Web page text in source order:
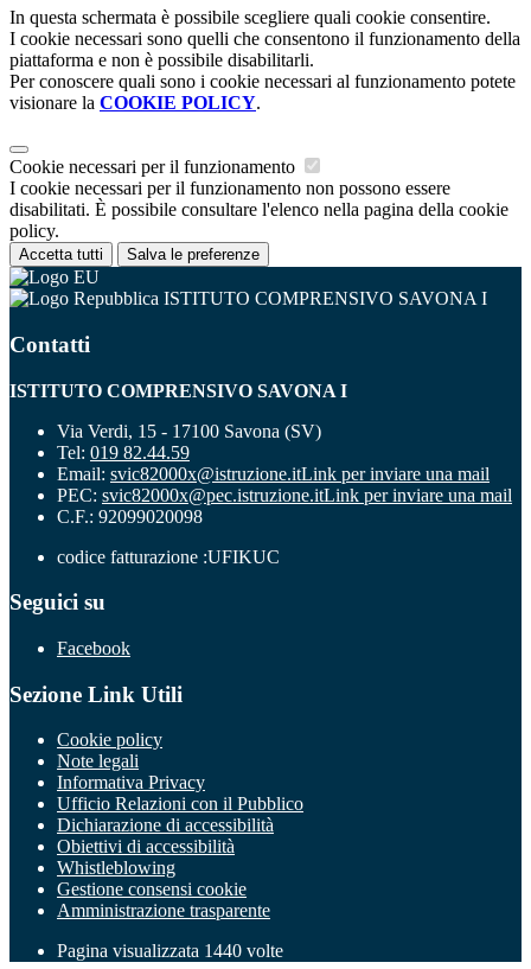
In questa schermata è possibile scegliere quali cookie consentire.
I cookie necessari sono quelli che consentono il funzionamento della
piattaforma e non è possibile disabilitarli.
Per conoscere quali sono i cookie necessari al funzionamento potete
visionare la COOKIE POLICY.
Cookie necessari per il funzionamento
I cookie necessari per il funzionamento non possono essere
disabilitati. È possibile consultare l'elenco nella pagina della cookie
policy.
Accetta tutti Salva le preferenze
ISTITUTO COMPRENSIVO SAVONA I
Contatti
ISTITUTO COMPRENSIVO SAVONA I
Via Verdi, 15 - 17100 Savona (SV)
Tel: 019 82.44.59
Email: svic82000x@istruzione.itLink per inviare una mail
PEC: svic82000x@pec.istruzione.itLink per inviare una mail
C.F.: 92099020098
codice fatturazione :UFIKUC
Seguici su
Facebook
Sezione Link Utili
Cookie policy
Note legali
Informativa Privacy
Ufficio Relazioni con il Pubblico
Dichiarazione di accessibilità
Obiettivi di accessibilità
Whistleblowing
Gestione consensi cookie
Amministrazione trasparente
Pagina visualizzata 1440 volte